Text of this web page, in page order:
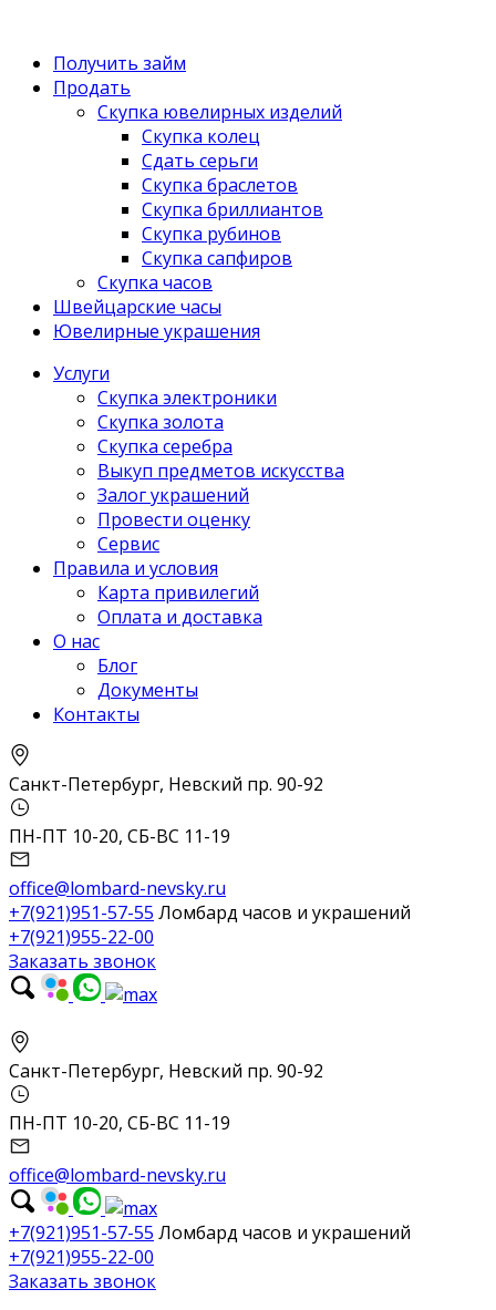
Получить займ
Продать
Скупка ювелирных изделий
Скупка колец
Сдать серьги
Скупка браслетов
Скупка бриллиантов
Скупка рубинов
Скупка сапфиров
Скупка часов
Швейцарские часы
Ювелирные украшения
Услуги
Скупка электроники
Скупка золота
Скупка серебра
Выкуп предметов искусства
Залог украшений
Провести оценку
Сервис
Правила и условия
Карта привилегий
Оплата и доставка
О нас
Блог
Документы
Контакты
Санкт-Петербург, Невский пр. 90-92
ПН-ПТ 10-20, СБ-ВС 11-19
office@lombard-nevsky.ru
+7(921)951-57-55 Ломбард часов и украшений
+7(921)955-22-00
Заказать звонок
Санкт-Петербург, Невский пр. 90-92
ПН-ПТ 10-20, СБ-ВС 11-19
office@lombard-nevsky.ru
+7(921)951-57-55 Ломбард часов и украшений
+7(921)955-22-00
Заказать звонок